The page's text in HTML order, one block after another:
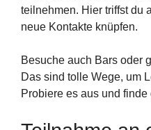
teilnehmen. Hier triffst du
neue Kontakte knüpfen.
Besuche auch Bars oder
Das sind tolle Wege, um
Probiere es aus und finde